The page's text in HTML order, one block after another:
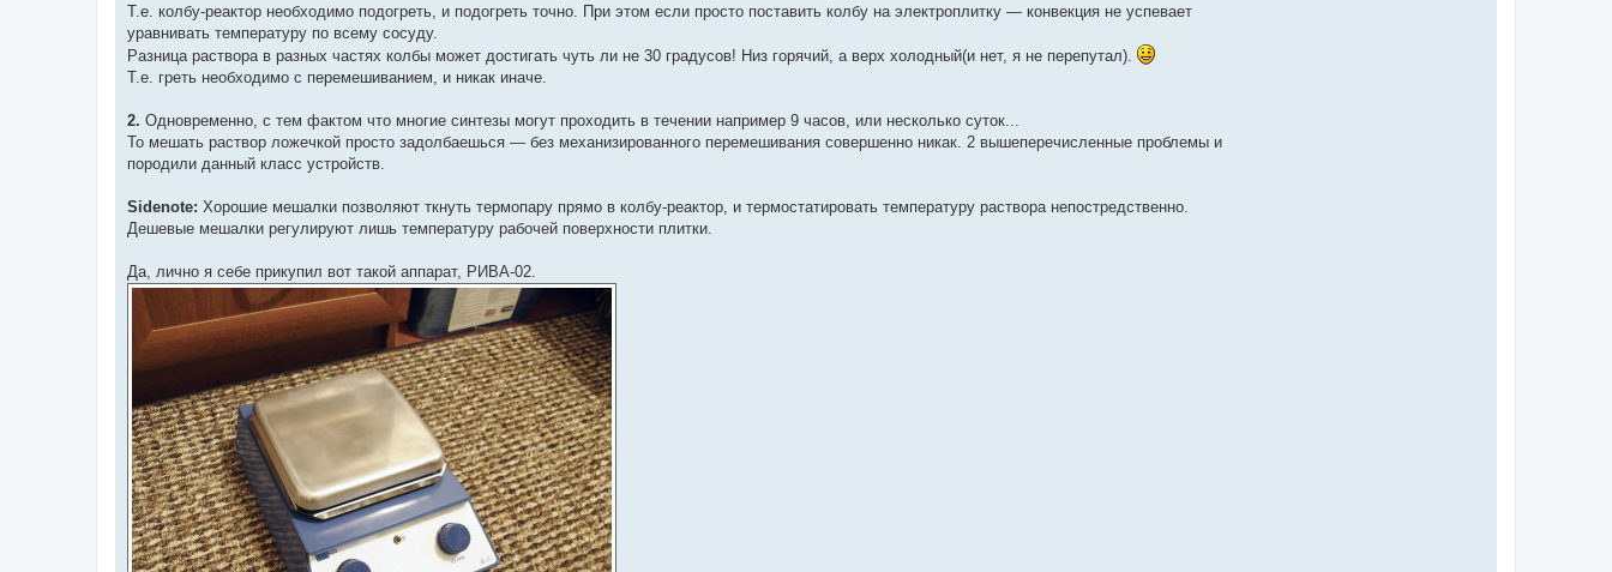
Т.е. колбу-реактор необходимо подогреть, и подогреть точно. При этом если просто поставить колбу на электроплитку — конвекция не успевает
уравнивать температуру по всему сосуду.
Разница раствора в разных частях колбы может достигать чуть ли не 30 градусов! Низ горячий, а верх холодный(и нет, я не перепутал).
Т.е. греть необходимо с перемешиванием, и никак иначе.
2. Одновременно, с тем фактом что многие синтезы могут проходить в течении например 9 часов, или несколько суток...
То мешать раствор ложечкой просто задолбаешься — без механизированного перемешивания совершенно никак. 2 вышеперечисленные проблемы и
породили данный класс устройств.
Sidenote: Хорошие мешалки позволяют ткнуть термопару прямо в колбу-реактор, и термостатировать температуру раствора непостредственно.
Дешевые мешалки регулируют лишь температуру рабочей поверхности плитки.
Да, лично я себе прикупил вот такой аппарат, РИВА-02.